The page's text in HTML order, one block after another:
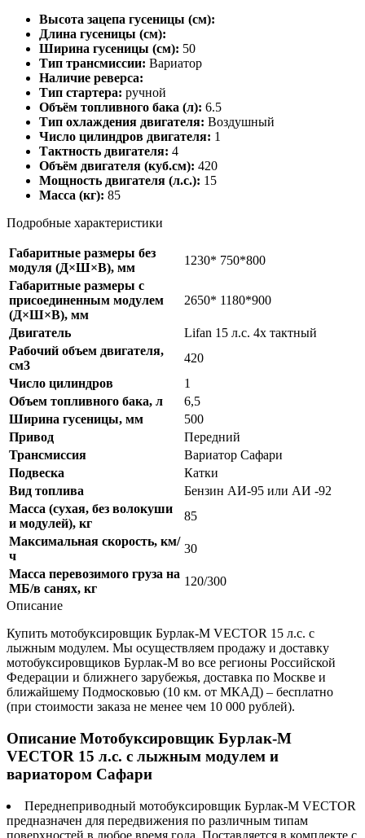
Высота зацепа гусеницы (см):
Длина гусеницы (см):
Ширина гусеницы (см): 50
Тип трансмиссии: Вариатор
Наличие реверса:
Тип стартера: ручной
Объём топливного бака (л): 6.5
Тип охлаждения двигателя: Воздушный
Число цилиндров двигателя: 1
Тактность двигателя: 4
Объём двигателя (куб.см): 420
Мощность двигателя (л.с.): 15
Масса (кг): 85
Подробные характеристики
Габаритные размеры без
модуля (Д×Ш×В), мм
1230* 750*800
Габаритные размеры с
присоединенным модулем
(Д×Ш×В), мм
2650* 1180*900
Двигатель
Lifan 15 л.с. 4х тактный
Рабочий объем двигателя,
см3
420
Число цилиндров
1
Объем топливного бака, л
6,5
Ширина гусеницы, мм
500
Привод
Передний
Трансмиссия
Вариатор Сафари
Подвеска
Катки
Вид топлива
Бензин АИ-95 или АИ -92
Масса (сухая, без волокуши
и модулей), кг
85
Максимальная скорость, км/
ч
30
Масса перевозимого груза на
МБ/в санях, кг
120/300
Описание
Купить мотобуксировщик Бурлак-М VECTOR 15 л.с. с
лыжным модулем. Мы осуществляем продажу и доставку
мотобуксировщиков Бурлак-М во все регионы Российской
Федерации и ближнего зарубежья, доставка по Москве и
ближайшему Подмосковью (10 км. от МКАД) – бесплатно
(при стоимости заказа не менее чем 10 000 рублей).
Описание Мотобуксировщик Бурлак-М
VECTOR 15 л.с. с лыжным модулем и
вариатором Сафари
Переднеприводный мотобуксировщик Бурлак-М VECTOR
предназначен для передвижения по различным типам
поверхностей в любое время года. Поставляется в комплекте с